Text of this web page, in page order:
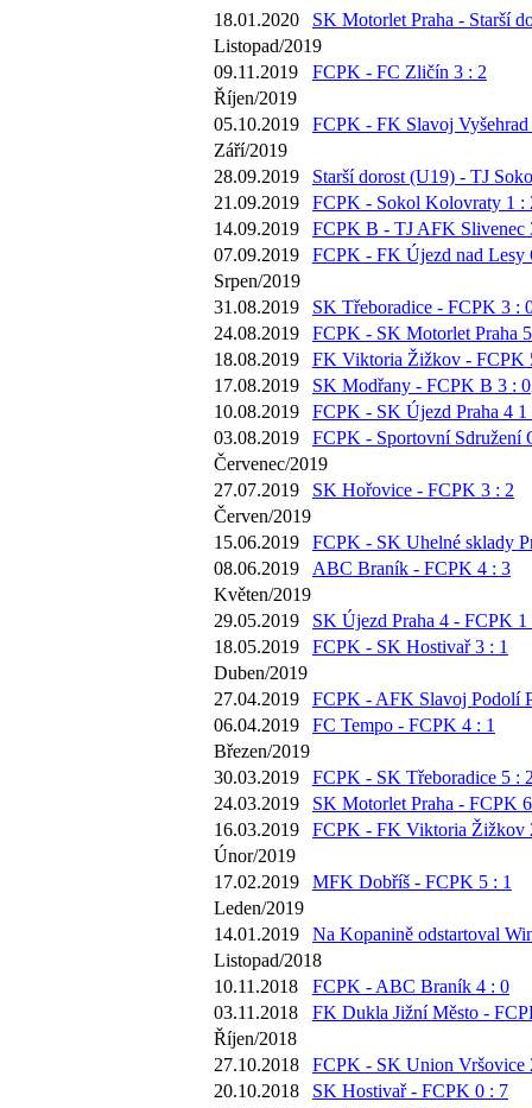
18.01.2020
SK Motorlet Praha - Starší
Listopad/2019
09.11.2019
FCPK - FC Zličín 3 : 2
Říjen/2019
05.10.2019
FCPK - FK Slavoj Vyšehrad
Září/2019
28.09.2019
Starší dorost (U19) - TJ
21.09.2019
FCPK - Sokol Kolovraty 1 :
14.09.2019
FCPK B - TJ AFK Slivenec
07.09.2019
FCPK - FK Újezd nad Lesy
Srpen/2019
31.08.2019
SK Třeboradice - FCPK 3 :
24.08.2019
FCPK - SK Motorlet Praha
18.08.2019
FK Viktoria Žižkov - FCPK
17.08.2019
SK Modřany - FCPK B 3 : 0
10.08.2019
FCPK - SK Újezd Praha 4 1
03.08.2019
FCPK - Sportovní Sdružení
Červenec/2019
27.07.2019
SK Hořovice - FCPK 3 : 2
Červen/2019
15.06.2019
FCPK - SK Uhelné sklady
08.06.2019
ABC Braník - FCPK 4 : 3
Květen/2019
29.05.2019
SK Újezd Praha 4 - FCPK 1
18.05.2019
FCPK - SK Hostivař 3 : 1
Duben/2019
27.04.2019
FCPK - AFK Slavoj Podolí
06.04.2019
FC Tempo - FCPK 4 : 1
Březen/2019
30.03.2019
FCPK - SK Třeboradice 5 :
24.03.2019
SK Motorlet Praha - FCPK
16.03.2019
FCPK - FK Viktoria Žižkov
Únor/2019
17.02.2019
MFK Dobříš - FCPK 5 : 1
Leden/2019
14.01.2019
Na Kopanině odstartoval
Listopad/2018
10.11.2018
FCPK - ABC Braník 4 : 0
03.11.2018
FK Dukla Jižní Město -
Říjen/2018
27.10.2018
FCPK - SK Union Vršovice
20.10.2018
SK Hostivař - FCPK 0 : 7